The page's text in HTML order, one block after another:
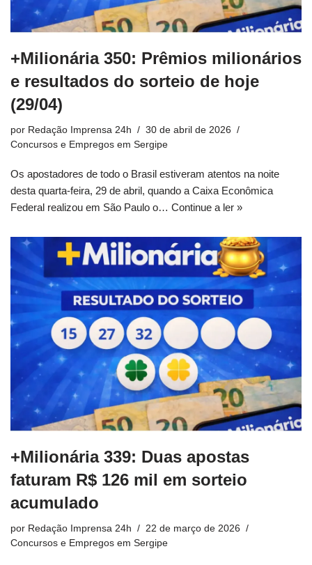
+Milionária 350: Prêmios milionários
e resultados do sorteio de hoje
(29/04)
por Redação Imprensa 24h
30 de abril de 2026
Concursos e Empregos em Sergipe
Os apostadores de todo o Brasil estiveram atentos na noite
desta quarta-feira, 29 de abril, quando a Caixa Econômica
Federal realizou em São Paulo o… Continue a ler »
+Milionária 339: Duas apostas
faturam R$ 126 mil em sorteio
acumulado
por Redação Imprensa 24h
22 de março de 2026
Concursos e Empregos em Sergipe